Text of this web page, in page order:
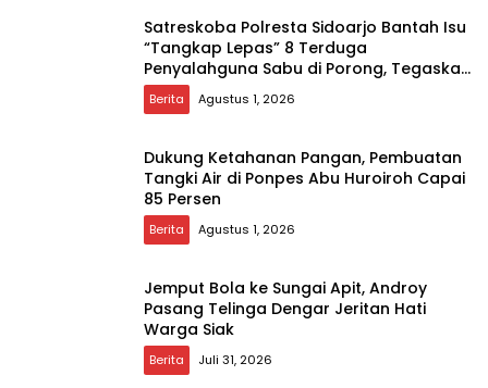
Satreskoba Polresta Sidoarjo Bantah Isu
“Tangkap Lepas” 8 Terduga
Penyalahguna Sabu di Porong, Tegaskan
Informasi Tidak Benar
Berita Agustus 1, 2026
Dukung Ketahanan Pangan, Pembuatan
Tangki Air di Ponpes Abu Huroiroh Capai
85 Persen
Berita Agustus 1, 2026
Jemput Bola ke Sungai Apit, Androy
Pasang Telinga Dengar Jeritan Hati
Warga Siak
Berita Juli 31, 2026